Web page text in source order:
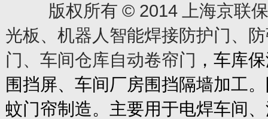
版权所有 © 2014上海京联
光板、机器人智能焊接防护门、
门、车间仓库自动卷帘门 ，车库
围挡屏、车间厂房围挡隔墙加工
蚊门帘制造。主要用于电焊车间